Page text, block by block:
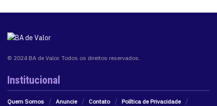
© 2024 BA de Valor. Todos os direitos reservados.
Institucional
Quem Somos Anuncie Contato
Política de Privacidade